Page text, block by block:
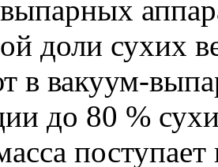
доли сухих
в вакуум-
до 80 %